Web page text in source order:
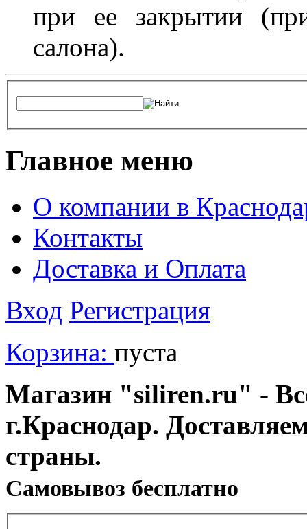
при ее закрытии
салона).
Главное меню
О компании в
Контакты
Доставка и Оплата
Вход Регистрация
Корзина: пуста
Магазин "siliren.ru" -
г.Краснодар.
страны.
Cамовывоз бесплатно